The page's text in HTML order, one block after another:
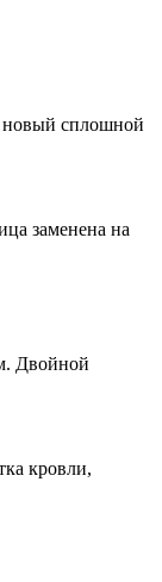
новый сплошной
Двойной